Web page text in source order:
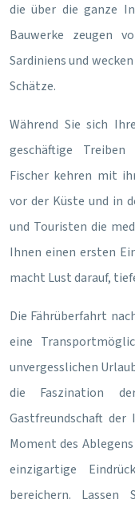
die über die ganze
Bauwerke zeugen
Sardiniens und
Schätze.
Während Sie sich
geschäftige
Fischer kehren mit
vor der Küste und in
und Touristen die
Ihnen einen ersten
macht Lust darauf,
Die Fährüberfahrt
eine
unvergesslichen
die Faszination
Gastfreundschaft
Moment des
einzigartige
bereichern.